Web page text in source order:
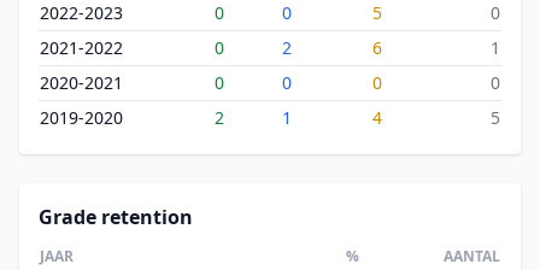
2022-2023
0 0 5
0
2021-2022
0 2 6
1
2020-2021
0 0 0
0
2019-2020
2 1 4 5
Grade retention
JAAR % AANTAL